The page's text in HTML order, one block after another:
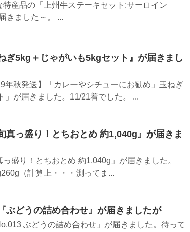
産品の「上州牛ステーキセット:サーロイン
きました～。 ...
ぎ5kg＋じゃがいも5kgセット』が届きまし
年秋発送】「カレーやシチューにお勧め」玉ねぎ
」が届きました。11/21着でした。 ...
真っ盛り！とちおとめ 約1,040g』が届きま
盛り！とちおとめ 約1,040g」が届きました。
（計算上・・・測ってま...
ぶどうの詰め合わせ』が届きましたが
ぶどうの詰め合わせ」が届きました。待って